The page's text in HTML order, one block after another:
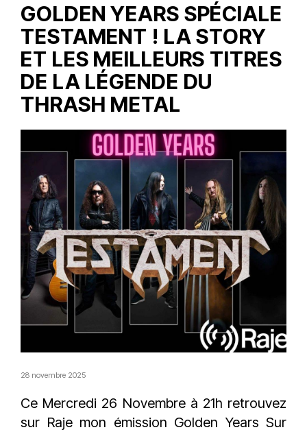
GOLDEN YEARS SPÉCIALE
TESTAMENT ! LA STORY
ET LES MEILLEURS TITRES
DE LA LÉGENDE DU
THRASH METAL
28 novembre 2025
Ce Mercredi 26 Novembre à 21h retrouvez
sur Rajemon émission Golden Years Sur